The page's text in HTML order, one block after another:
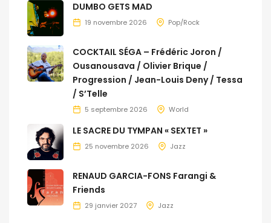
DUMBO GETS MAD
19 novembre 2026 Pop/Rock
COCKTAIL SÉGA – Frédéric Joron /
Ousanousava / Olivier Brique /
Progression / Jean-Louis Deny / Tessa
/ S’Telle
5 septembre 2026 World
LE SACRE DU TYMPAN « SEXTET »
25 novembre 2026 Jazz
RENAUD GARCIA-FONS Farangi &
Friends
29 janvier 2027 Jazz